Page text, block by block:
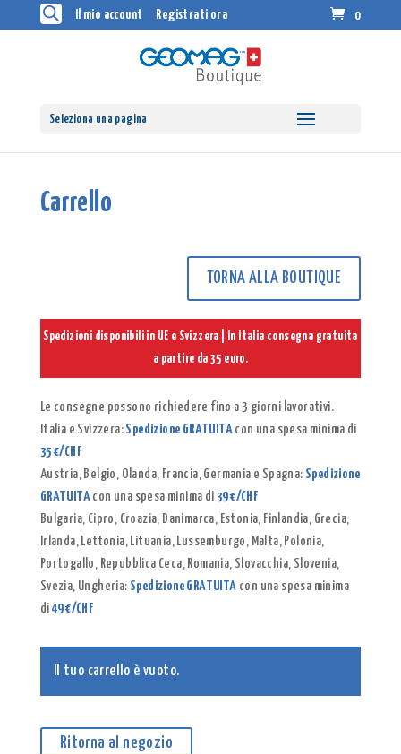
Il mio account Registrati ora 0
Seleziona una pagina
Carrello
TORNA ALLA BOUTIQUE
Spedizioni disponibili in UE e Svizzera | In Italia consegna gratuita
a partire da 35 euro.
Le consegne possono richiedere fino a 3 giorni lavorativi.
Italia e Svizzera: Spedizione GRATUITA con una spesa minima di
35 €/CHF
Austria, Belgio, Olanda, Francia, Germania e Spagna: Spedizione
GRATUITA con una spesa minima di 39 €/CHF
Bulgaria, Cipro, Croazia, Danimarca, Estonia, Finlandia, Grecia,
Irlanda, Lettonia, Lituania, Lussemburgo, Malta, Polonia,
Portogallo, Repubblica Ceca, Romania, Slovacchia, Slovenia,
Svezia, Ungheria: Spedizione GRATUITA con una spesa minima
di 49 €/CHF
Il tuo carrello è vuoto.
Ritorna al negozio